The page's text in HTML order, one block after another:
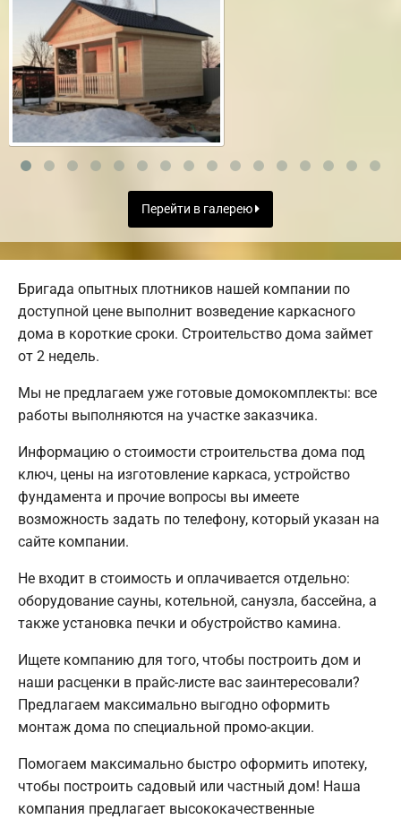
Перейти в галерею
Бригада опытных плотников нашей компании по
доступной цене выполнит возведение каркасного
дома в короткие сроки. Строительство дома займет
от 2 недель.
Мы не предлагаем уже готовые домокомплекты: все
работы выполняются на участке заказчика.
Информацию о стоимости строительства дома под
ключ, цены на изготовление каркаса, устройство
фундамента и прочие вопросы вы имеете
возможность задать по телефону, который указан на
сайте компании.
Не входит в стоимость и оплачивается отдельно:
оборудование сауны, котельной, санузла, бассейна, а
также установка печки и обустройство камина.
Ищете компанию для того, чтобы построить дом и
наши расценки в прайс-листе вас заинтересовали?
Предлагаем максимально выгодно оформить
монтаж дома по специальной промо-акции.
Помогаем максимально быстро оформить ипотеку,
чтобы построить садовый или частный дом! Наша
компания предлагает высококачественные